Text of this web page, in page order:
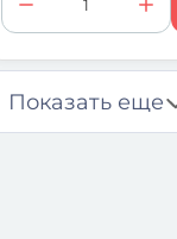
Показать еще